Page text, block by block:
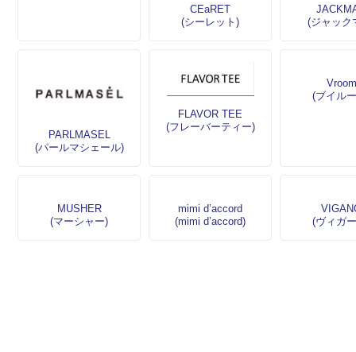
CEaRET
(シーレット)
(ジャック
PARLMASEL
(パールマシェール)
FLAVOR TEE
(フレーバーティー)
Vroom
(ブイル
MUSHER
(マーシャー)
mimi d’accord
(mimi d’accord)
(ヴィガ